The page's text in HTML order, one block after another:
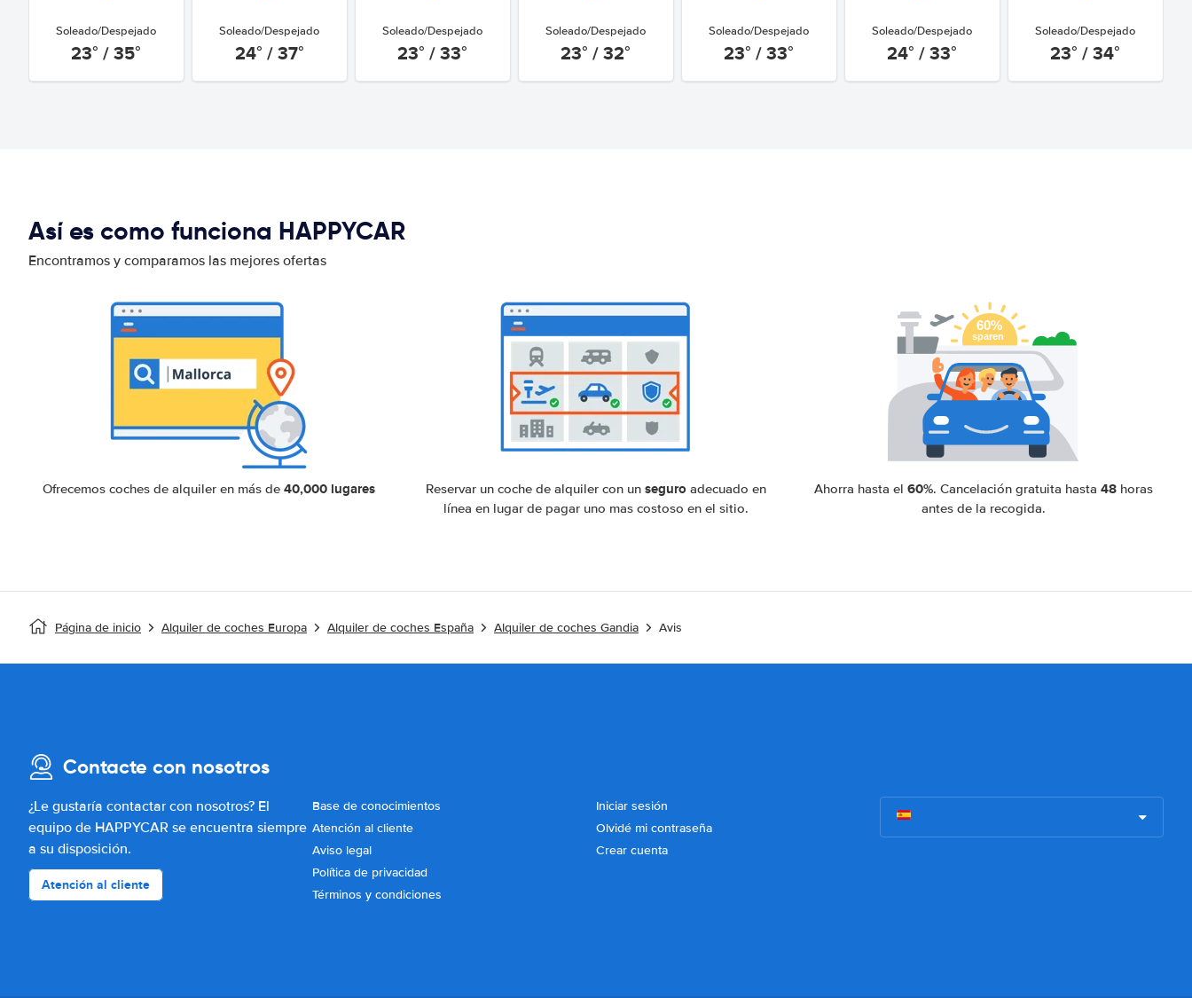
Soleado/Despejado
23° / 35°
Soleado/Despejado
24° / 37°
Soleado/Despejado
23° / 33°
Soleado/Despejado
23° / 32°
Soleado/Despejado
23° / 33°
Soleado/Despejado
24° / 33°
Soleado/Despejado
23° / 34°
Así es como funciona HAPPYCAR
Encontramos y comparamos las mejores ofertas
Ofrecemos coches de alquiler en más de 40,000 lugares Reservar un coche de alquiler con un seguro adecuado en
línea en lugar de pagar uno mas costoso en el sitio.
Ahorra hasta el 60%. Cancelación gratuita hasta 48horas
antes de la recogida.
Página de inicio Alquiler de coches Europa Alquiler de coches España Alquiler de coches Gandia Avis
Contacte con nosotros
¿Le gustaría contactar con nosotros? El
equipo de HAPPYCAR se encuentra siempre
a su disposición.
Atención al cliente
Base de conocimientos
Atención al cliente
Aviso legal
Política de privacidad
Términos y condiciones
Iniciar sesión
Olvidé mi contraseña
Crear cuenta